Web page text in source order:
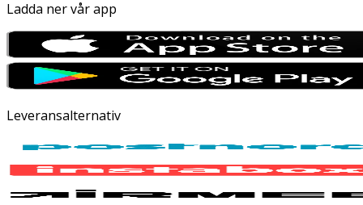
Ladda ner vår app
Leveransalternativ